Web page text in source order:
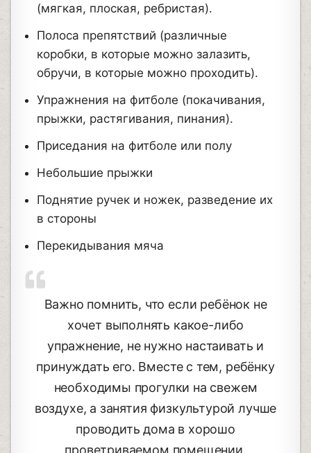
(мягкая, плоская, ребристая).
Полоса препятствий (различные
коробки, в которые можно залазить,
обручи, в которые можно проходить).
Упражнения на фитболе (покачивания,
прыжки, растягивания, пинания).
Приседания на фитболе или полу
Небольшие прыжки
Поднятие ручек и ножек, разведение их
в стороны
Перекидывания мяча
Важно помнить, что если ребёнок не
хочет выполнять какое-либо
упражнение, не нужно настаивать и
принуждать его. Вместе с тем, ребёнку
необходимы прогулки на свежем
воздухе, а занятия физкультурой лучше
проводить дома в хорошо
проветриваемом помещении.